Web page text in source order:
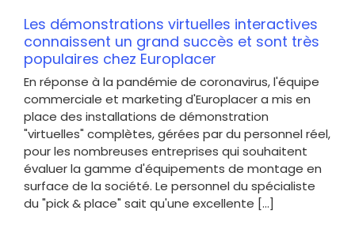
Les démonstrations virtuelles interactives
connaissent un grand succès et sont très
populaires chez Europlacer
En réponse à la pandémie de coronavirus, l'équipe
commerciale et marketing d'Europlacer a mis en
place des installations de démonstration
"virtuelles" complètes, gérées par du personnel réel,
pour les nombreuses entreprises qui souhaitent
évaluer la gamme d'équipements de montage en
surface de la société. Le personnel du spécialiste
du "pick & place" sait qu'une excellente [...]